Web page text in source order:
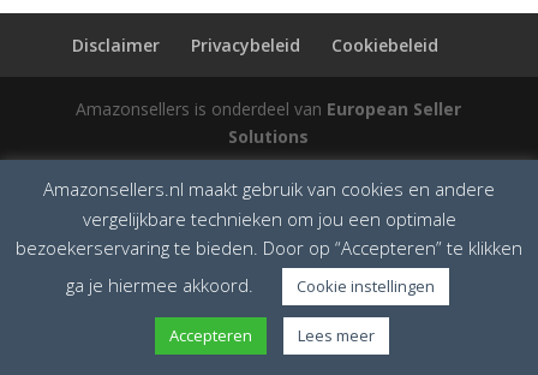
Disclaimer Privacybeleid Cookiebeleid
Amazonsellers is onderdeel van European Seller
Solutions
Amazonsellers.nl maakt gebruik van cookies en andere
vergelijkbare technieken om jou een optimale
bezoekerservaring te bieden. Door op “Accepteren” te klikken
ga je hiermee akkoord.
Cookie instellingen
Accepteren Lees meer